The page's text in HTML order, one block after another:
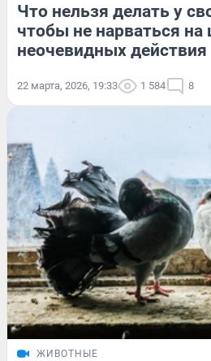
Что нельзя делать у
чтобы не нарваться
неочевидных действия
22 марта, 2026, 19:33 1 584 8
ЖИВОТНЫЕ